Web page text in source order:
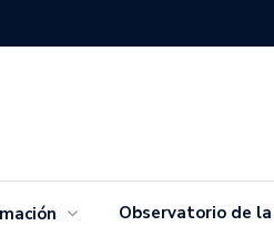
Observatorio de la